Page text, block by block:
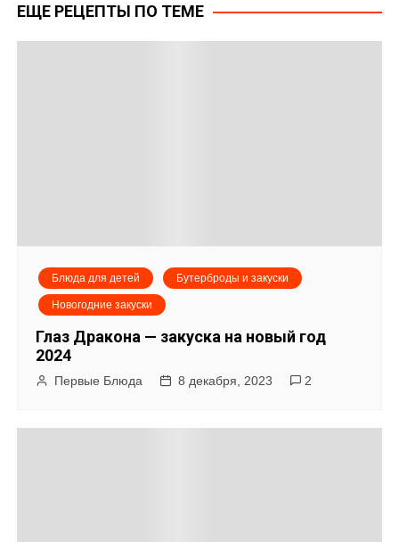
в
ЕЩЕ РЕЦЕПТЫ ПО ТЕМЕ
Блюда для детей Бутерброды и закуски
Новогодние закуски
Глаз Дракона — закуска на новый год
2024
Первые Блюда 8 декабря, 2023 2